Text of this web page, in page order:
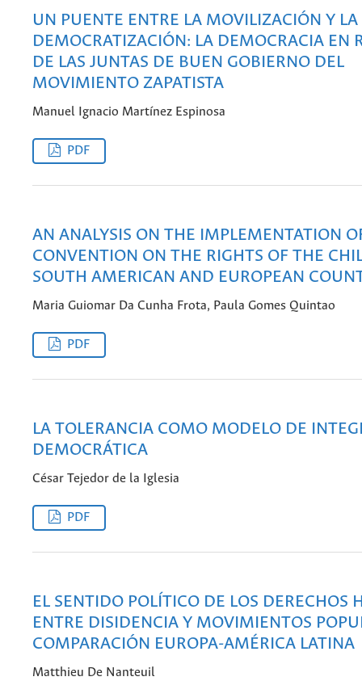
UN PUENTE ENTRE LA MOVILIZACIÓN Y LA
DEMOCRATIZACIÓN: LA DEMOCRACIA EN
DE LAS JUNTAS DE BUEN GOBIERNO DEL
MOVIMIENTO ZAPATISTA
Manuel Ignacio Martínez Espinosa
PDF
AN ANALYSIS ON THE IMPLEMENTATION
CONVENTION ON THE RIGHTS OF THE
SOUTH AMERICAN AND EUROPEAN
Maria Guiomar Da Cunha Frota, Paula Gomes Quintao
PDF
LA TOLERANCIA COMO MODELO DE
DEMOCRÁTICA
César Tejedor de la Iglesia
PDF
EL SENTIDO POLÍTICO DE LOS DERECHOS
ENTRE DISIDENCIA Y MOVIMIENTOS
COMPARACIÓN EUROPA-AMÉRICA LATINA
Matthieu De Nanteuil